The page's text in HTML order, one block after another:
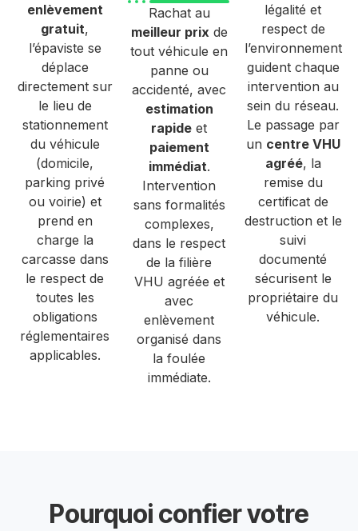
enlèvement
gratuit,
l’épaviste se
déplace
directement sur
le lieu de
stationnement
du véhicule
(domicile,
parking privé
ou voirie) et
prend en
charge la
carcasse dans
le respect de
toutes les
obligations
réglementaires
applicables.
Rachat au
meilleur prix de
tout véhicule en
panne ou
accidenté, avec
estimation
rapide et
paiement
immédiat.
Intervention
sans formalités
complexes,
dans le respect
de la filière
VHU agréée et
avec
enlèvement
organisé dans
la foulée
immédiate.
légalité et
respect de
l’environnement
guident chaque
intervention au
sein du réseau.
Le passage par
un centre VHU
agréé, la
remise du
certificat de
destruction et le
suivi
documenté
sécurisent le
propriétaire du
véhicule.
Pourquoi confier votre